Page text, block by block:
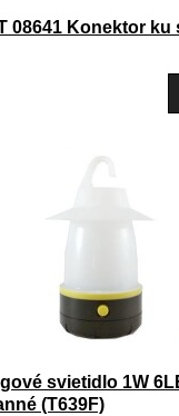
08641 Konektor ku
svietidlo 1W
(T639F)